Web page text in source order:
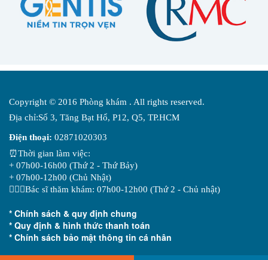
Copyright © 2016 Phòng khám . All rights reserved.
Địa chỉ:Số 3, Tăng Bạt Hổ, P12, Q5, TP.HCM
Điện thoại: 02871020303
⏰Thời gian làm việc:
+ 07h00-16h00 (Thứ 2 - Thứ Bảy)
+ 07h00-12h00 (Chủ Nhật)
👨🏻‍⚕️Bác sĩ thăm khám: 07h00-12h00 (Thứ 2 - Chủ nhật)
* Chính sách & quy định chung
* Quy định & hình thức thanh toán
* Chính sách bảo mật thông tin cá nhân